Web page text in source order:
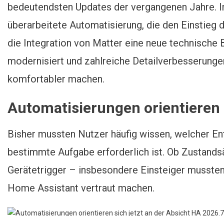
bedeutendsten Updates der vergangenen
überarbeitete Automatisierung, die den
die Integration von Matter eine neue technische
modernisiert und zahlreiche
komfortabler machen.
Automatisierungen
Bisher mussten Nutzer häufig wissen, welcher
bestimmte Aufgabe erforderlich ist. Ob
Gerätetrigger – insbesondere Einsteiger
Home Assistant vertraut machen.